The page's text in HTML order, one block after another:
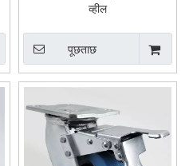
व्हील
पूछताछ